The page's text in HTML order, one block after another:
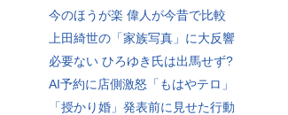
今のほうが楽 偉人が今昔で比較
上田綺世の「家族写真」に大反響
必要ない ひろゆき氏は出馬せず?
AI予約に店側激怒「もはやテロ」
「授かり婚」発表前に見せた行動